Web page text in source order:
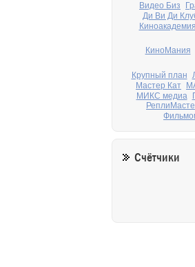
Видео Биз
Ди Ви Ди
Киноакадемия
КиноМания
Крупный план
Мастер Кат
МИКС медиа
Счётчики